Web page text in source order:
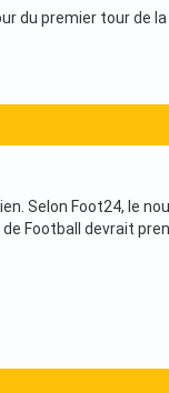
du premier tour de
Selon Foot24, le
Football devrait